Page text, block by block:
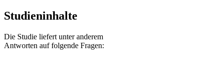
Studieninhalte
Die Studie liefert unter anderem
Antworten auf folgende Fragen: